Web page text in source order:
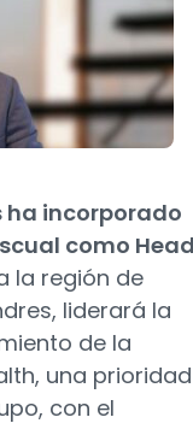
ha incorporado
como
la región de
liderará la
de la
una prioridad
con el